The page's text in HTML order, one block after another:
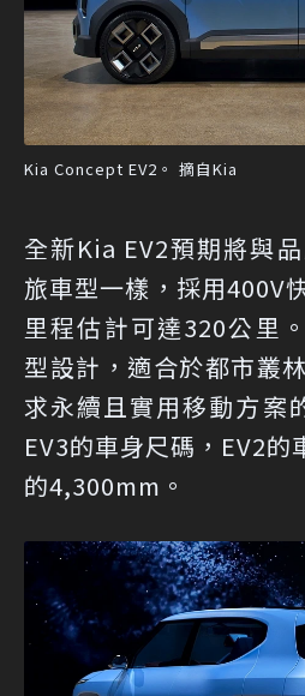
Kia Concept EV2。 摘自Kia
全新Kia EV2預期將與
旅車型一樣，採用400V
里程估計可達320公里
型設計，適合於都市叢
求永續且實用移動方案
EV3的車身尺碼，EV2的
的4,300mm。